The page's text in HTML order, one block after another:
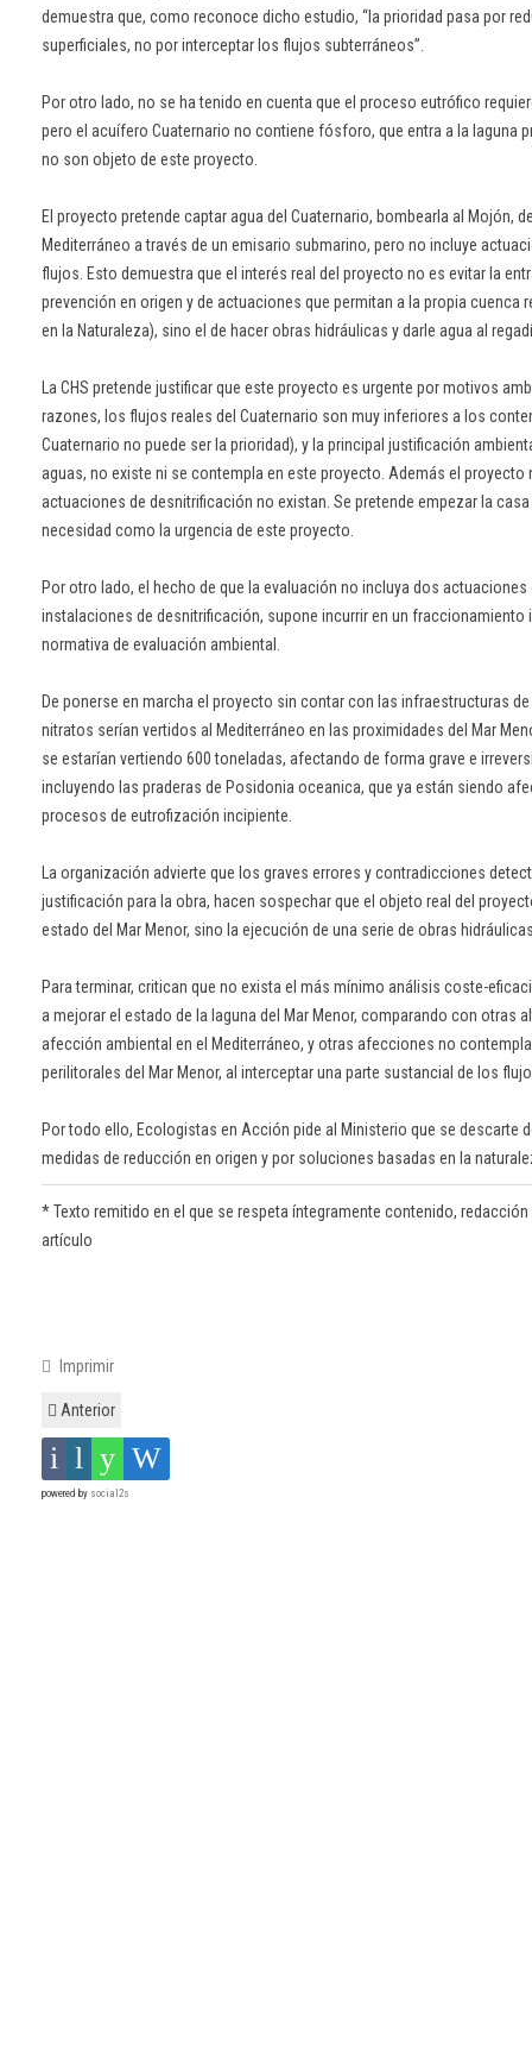
demuestra que, como reconoce dicho estudio, “la prioridad pasa por
superficiales, no por interceptar los flujos subterráneos”.
Por otro lado, no se ha tenido en cuenta que el proceso eutrófico
pero el acuífero Cuaternario no contiene fósforo, que entra a la laguna
no son objeto de este proyecto.
El proyecto pretende captar agua del Cuaternario, bombearla al Mojón,
Mediterráneo a través de un emisario submarino, pero no incluye
flujos. Esto demuestra que el interés real del proyecto no es evitar la
prevención en origen y de actuaciones que permitan a la propia
en la Naturaleza), sino el de hacer obras hidráulicas y darle agua al
La CHS pretende justificar que este proyecto es urgente por motivos
razones, los flujos reales del Cuaternario son muy inferiores a los
Cuaternario no puede ser la prioridad), y la principal justificación
aguas, no existe ni se contempla en este proyecto. Además el
actuaciones de desnitrificación no existan. Se pretende empezar la
necesidad como la urgencia de este proyecto.
Por otro lado, el hecho de que la evaluación no incluya dos
instalaciones de desnitrificación, supone incurrir en un
normativa de evaluación ambiental.
De ponerse en marcha el proyecto sin contar con las infraestructuras
nitratos serían vertidos al Mediterráneo en las proximidades del Mar
se estarían vertiendo 600 toneladas, afectando de forma grave e
incluyendo las praderas de Posidonia oceanica, que ya están siendo
procesos de eutrofización incipiente.
La organización advierte que los graves errores y contradicciones
justificación para la obra, hacen sospechar que el objeto real del
estado del Mar Menor, sino la ejecución de una serie de obras
Para terminar, critican que no exista el más mínimo análisis coste-
a mejorar el estado de la laguna del Mar Menor, comparando con otras
afección ambiental en el Mediterráneo, y otras afecciones no
perilitorales del Mar Menor, al interceptar una parte sustancial de los
Por todo ello, Ecologistas en Acción pide al Ministerio que se descarte
medidas de reducción en origen y por soluciones basadas en la
* Texto remitido en el que se respeta íntegramente contenido,
artículo
Imprimir
Anterior
powered by social2s